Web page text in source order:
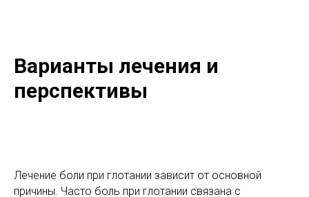
Варианты лечения и
перспективы
Лечение боли при глотании зависит от основной
причины. Часто боль при глотании связана с